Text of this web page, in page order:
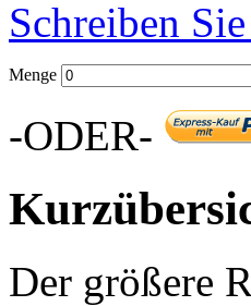
Schreiben
Menge
-ODER-
Der größere